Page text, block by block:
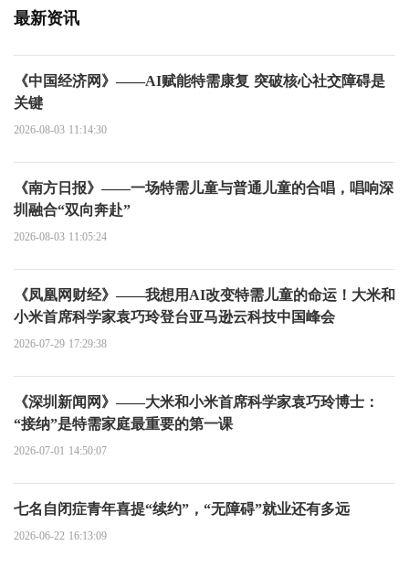
最新资讯
《中国经济网》——AI赋能特需康复 突破核心社交障碍是
关键
2026-08-03 11:14:30
《南方日报》——一场特需儿童与普通儿童的合唱，唱响深
圳融合“双向奔赴”
2026-08-03 11:05:24
《凤凰网财经》——我想用AI改变特需儿童的命运！大米和
小米首席科学家袁巧玲登台亚马逊云科技中国峰会
2026-07-29 17:29:38
《深圳新闻网》——大米和小米首席科学家袁巧玲博士：
“接纳”是特需家庭最重要的第一课
2026-07-01 14:50:07
七名自闭症青年喜提“续约”，“无障碍”就业还有多远
2026-06-22 16:13:09